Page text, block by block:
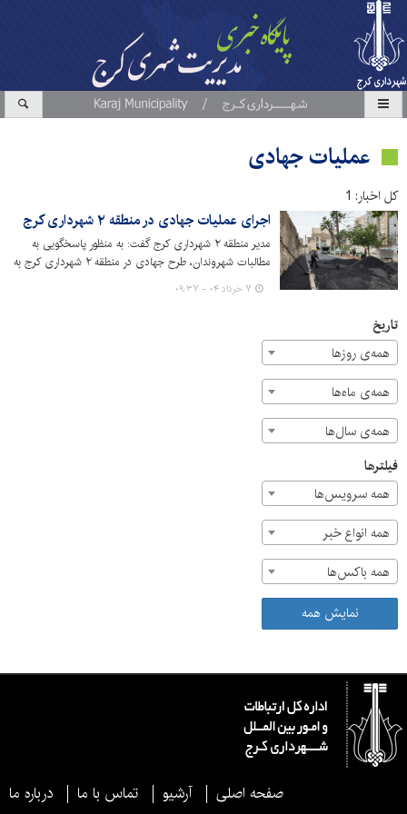
عملیات جهادی
کل اخبار: 1
اجرای عملیات جهادی در منطقه ۲ شهرداری کرج
مدیر منطقه ۲ شهرداری کرج گفت: به منظور پاسخگویی به
مطالبات شهروندان، طرح جهادی در منطقه ۲ شهرداری کرج به
اجرا درآمد.
۷ خرداد ۰۴ - ۰۹:۳۷
تاریخ
همه‌ی روزها
همه‌ی ماه‌ها
همه‌ی سال‌ها
فیلترها
همه سرویس‌ها
همه انواع خبر
همه باکس‌ها
نمایش همه
صفحه اصلی آرشیو تماس با ما درباره ما